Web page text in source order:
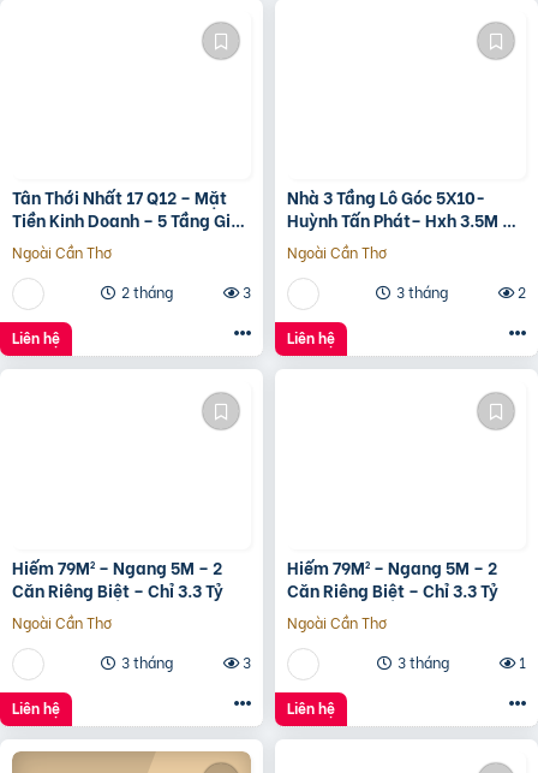
Tân Thới Nhất 17 Q12 – Mặt
Tiền Kinh Doanh – 5 Tầng Giá
13.6 Tỷ
Ngoài Cần Thơ
2 tháng
3
Liên hệ
Nhà 3 Tầng Lô Góc 5X10-
Huỳnh Tấn Phát– Hxh 3.5M –
Kinh Doanh Tốt – Shr Hoàn
Công Đủ- Giá 3 Tỷ Hơn.
Ngoài Cần Thơ
3 tháng
2
Liên hệ
Hiếm 79M² – Ngang 5M – 2
Căn Riêng Biệt – Chỉ 3.3 Tỷ
Ngoài Cần Thơ
3 tháng
3
Liên hệ
Hiếm 79M² – Ngang 5M – 2
Căn Riêng Biệt – Chỉ 3.3 Tỷ
Ngoài Cần Thơ
3 tháng
1
Liên hệ